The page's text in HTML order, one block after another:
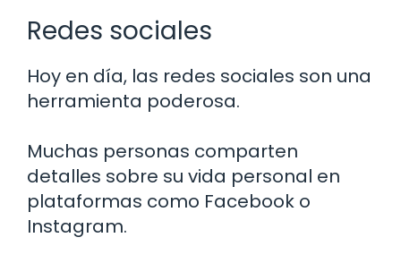
Redes sociales
Hoy en día, las redes sociales son una
herramienta poderosa.
Muchas personas comparten
detalles sobre su vida personal en
plataformas como Facebook o
Instagram.